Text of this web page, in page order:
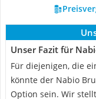
Unser Fazit für
Für diejenigen, die
könnte der Nabio
Option sein. Wir